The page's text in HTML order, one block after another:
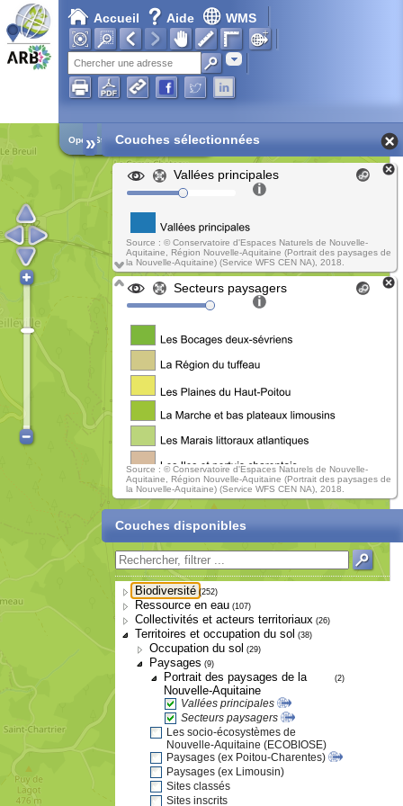
Accueil Aide WMS
Adresse
Open Street Map
» Couches sélectionnées
Vallées principales
Source : © Conservatoire d'Espaces Naturels de Nouvelle-
Aquitaine, Région Nouvelle-Aquitaine (Portrait des paysages de
la Nouvelle-Aquitaine) (Service WFS CEN NA), 2018.
Secteurs paysagers
Source : © Conservatoire d'Espaces Naturels de Nouvelle-
Aquitaine, Région Nouvelle-Aquitaine (Portrait des paysages de
la Nouvelle-Aquitaine) (Service WFS CEN NA), 2018.
Couches disponibles
Biodiversité (252)
Ressource en eau (107)
Collectivités et acteurs territoriaux (26)
Territoires et occupation du sol (38)
Occupation du sol (29)
Paysages (9)
Portrait des paysages de la
Nouvelle-Aquitaine
(2)
Vallées principales
Secteurs paysagers
Les socio-écosystèmes de
Nouvelle-Aquitaine (ECOBIOSE)
Paysages (ex Poitou-Charentes)
Paysages (ex Limousin)
Sites classés
Sites inscrits